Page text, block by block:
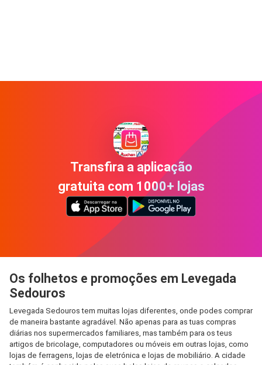
Transfira a aplicação
gratuita com 1000+ lojas
Os folhetos e promoções em Levegada
Sedouros
Levegada Sedouros tem muitas lojas diferentes, onde podes comprar
de maneira bastante agradável. Não apenas para as tuas compras
diárias nos supermercados familiares, mas também para os teus
artigos de bricolage, computadores ou móveis em outras lojas, como
lojas de ferragens, lojas de eletrónica e lojas de mobiliário. A cidade